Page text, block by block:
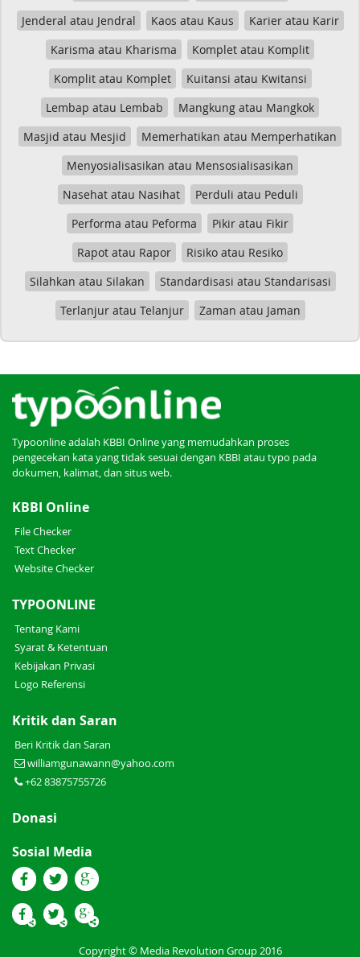
Jenderal atau Jendral
Kaos atau Kaus
Karier atau Karir
Karisma atau Kharisma
Komplet atau Komplit
Komplit atau Komplet
Kuitansi atau Kwitansi
Lembap atau Lembab
Mangkung atau Mangkok
Masjid atau Mesjid
Memerhatikan atau Memperhatikan
Menyosialisasikan atau Mensosialisasikan
Nasehat atau Nasihat
Perduli atau Peduli
Performa atau Peforma
Pikir atau Fikir
Rapot atau Rapor
Risiko atau Resiko
Silahkan atau Silakan
Standardisasi atau Standarisasi
Terlanjur atau Telanjur
Zaman atau Jaman
Typoonline adalah KBBI Online yang memudahkan proses
pengecekan kata yang tidak sesuai dengan KBBI atau typo pada
dokumen, kalimat, dan situs web.
KBBI Online
File Checker
Text Checker
Website Checker
TYPOONLINE
Tentang Kami
Syarat & Ketentuan
Kebijakan Privasi
Logo Referensi
Kritik dan Saran
Beri Kritik dan Saran
williamgunawann@yahoo.com
+62 83875755726
Donasi
Sosial Media
Copyright © Media Revolution Group 2016